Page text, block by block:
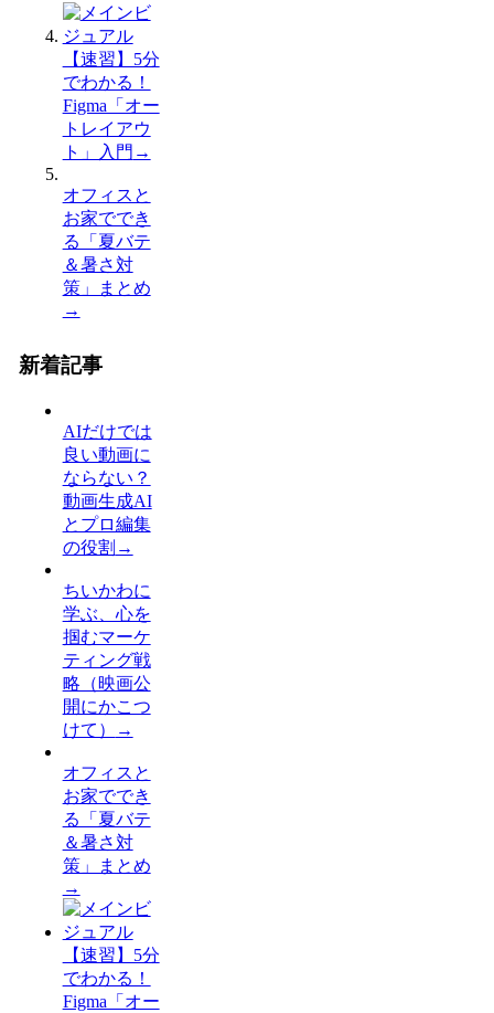
【速習】5分
でわかる！
Figma「オー
トレイアウ
ト」入門 →
オフィスと
お家ででき
る「夏バテ
＆暑さ対
策」まとめ
→
新着記事
AIだけでは
良い動画に
ならない？
動画生成AI
とプロ編集
の役割 →
ちいかわに
学ぶ、心を
掴むマーケ
ティング戦
略（映画公
開にかこつ
けて）
→
オフィスと
お家ででき
る「夏バテ
＆暑さ対
策」まとめ
→
【速習】5分
でわかる！
Figma「オー